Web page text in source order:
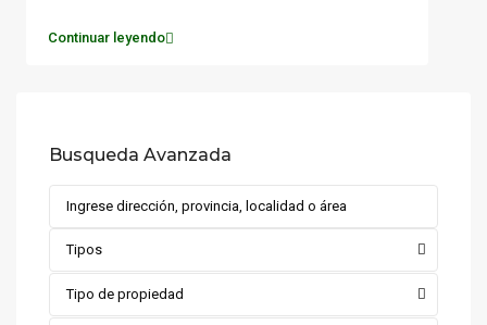
Continuar leyendo
Busqueda Avanzada
Tipos
Tipo de propiedad